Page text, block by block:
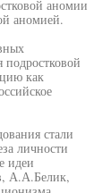
аномии
аномией.
как
стали
личности
идеи
А.А.Белик,